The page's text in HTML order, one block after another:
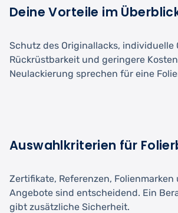
Deine Vorteile im
Schutz des Originallacks, individuelle
Rückrüstbarkeit und geringere
Neulackierung sprechen für eine
Auswahlkriterien für
Zertifikate, Referenzen,
Angebote sind entscheidend. Ein
gibt zusätzliche Sicherheit.